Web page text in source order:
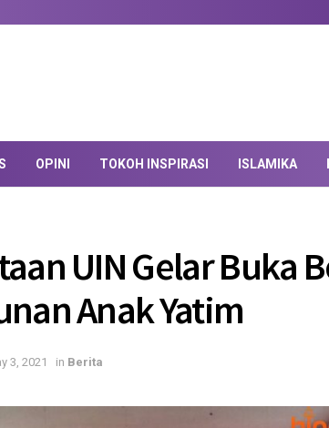
OPINI TOKOH INSPIRASI ISLAMIKA
UIN Gelar Buka
Anak Yatim
3, 2021 in Berita